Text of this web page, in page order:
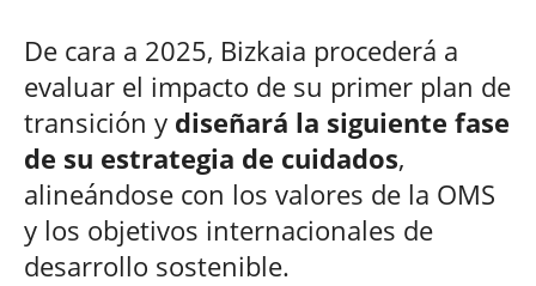
De cara a 2025, Bizkaia procederá a
evaluar el impacto de su primer plan de
transición y diseñará la siguiente fase
de su estrategia de cuidados,
alineándose con los valores de la OMS
y los objetivos internacionales de
desarrollo sostenible.